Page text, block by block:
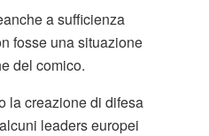
a sufficienza
fosse una situazione
del comico.
la creazione di difesa
leaders europei